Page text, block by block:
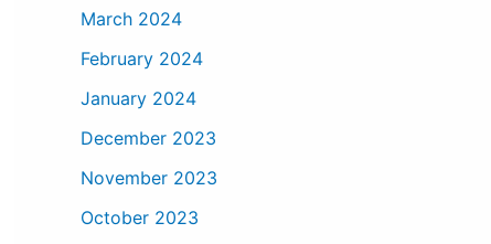
March 2024
February 2024
January 2024
December 2023
November 2023
October 2023